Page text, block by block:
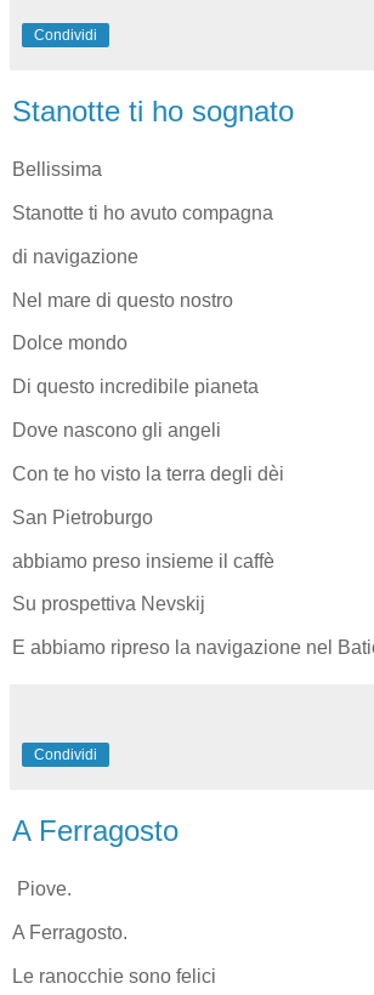
Condividi
Stanotte ti ho sognato
Bellissima
Stanotte ti ho avuto compagna
di navigazione
Nel mare di questo nostro
Dolce mondo
Di questo incredibile pianeta
Dove nascono gli angeli
Con te ho visto la terra degli dèi
San Pietroburgo
abbiamo preso insieme il caffè
Su prospettiva Nevskij
E abbiamo ripreso la navigazione nel
Condividi
A Ferragosto
Piove.
A Ferragosto.
Le ranocchie sono felici